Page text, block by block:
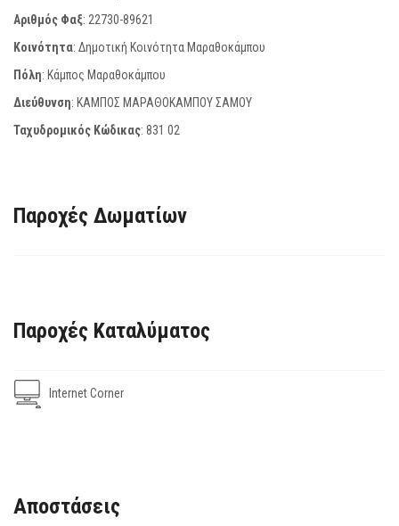
Αριθμός Φαξ: 22730-89621
Κοινότητα: Δημοτική Κοινότητα Μαραθοκάμπου
Πόλη: Κάμπος Μαραθοκάμπου
Διεύθυνση: ΚΑΜΠΟΣ ΜΑΡΑΘΟΚΑΜΠΟΥ ΣΑΜΟΥ
Ταχυδρομικός Κώδικας: 831 02
Παροχές Δωματίων
Παροχές Καταλύματος
Internet Corner
Αποστάσεις